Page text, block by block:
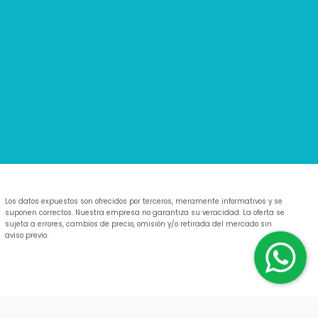
Los datos expuestos son ofrecidos por terceros, meramente informativos y se
suponen correctos. Nuestra empresa no garantiza su veracidad. La oferta se
sujeta a errores, cambios de precio, omisión y/o retirada del mercado sin
aviso previo.